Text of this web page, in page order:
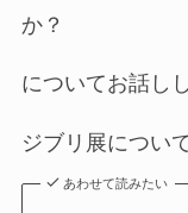
か？
についてお話し
ジブリ展につい
あわせて読みたい